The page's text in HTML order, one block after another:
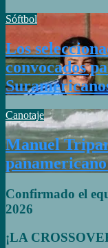
Sóftbol
Los
convocados
Canotaje
Manuel
Confirmado el
2026
¡LA